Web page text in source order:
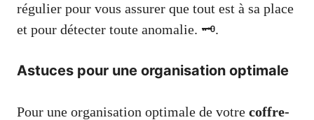
régulier pour vous assurer que tout est à sa place
et pour détecter toute anomalie. 🗝️.
Astuces pour une organisation optimale
Pour une organisation optimale de votre coffre-